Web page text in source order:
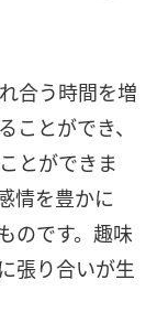
合う時間を増
とができ、
とができま
情を豊かに
のです。趣味
張り合いが生